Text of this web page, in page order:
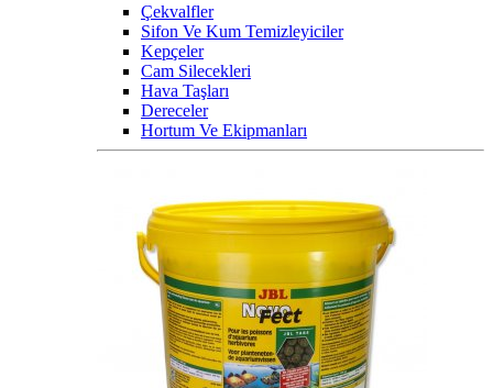
Çekvalfler
Sifon Ve Kum Temizleyiciler
Kepçeler
Cam Silecekleri
Hava Taşları
Dereceler
Hortum Ve Ekipmanları